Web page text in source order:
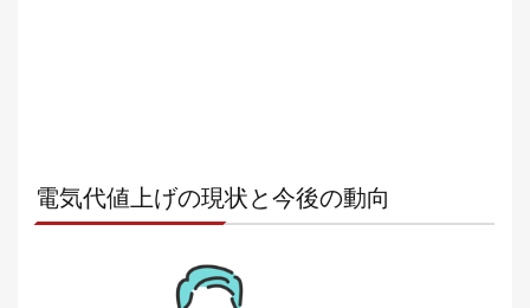
電気代値上げの現状と今後の動向